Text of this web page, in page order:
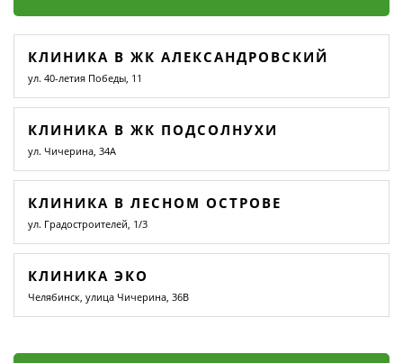
КЛИНИКА В ЖК АЛЕКСАНДРОВСКИЙ
ул. 40-летия Победы, 11
КЛИНИКА В ЖК ПОДСОЛНУХИ
ул. Чичерина, 34А
КЛИНИКА В ЛЕСНОМ ОСТРОВЕ
ул. Градостроителей, 1/3
КЛИНИКА ЭКО
Челябинск, улица Чичерина, 36В